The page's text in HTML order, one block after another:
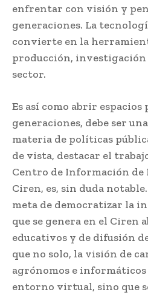
enfrentar con visión y
generaciones. La
convierte en la
producción,
sector.
Es así como abrir espacios
generaciones, debe ser
materia de políticas
de vista, destacar el
Centro de Información de
Ciren, es, sin duda
meta de democratizar la
que se genera en el Ciren
educativos y de difusión
que no solo, la visión de
agrónomos e informáticos
entorno virtual, sino que